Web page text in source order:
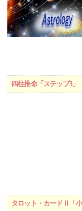
四柱推命「ステップ3
タロット・カードⅡ「